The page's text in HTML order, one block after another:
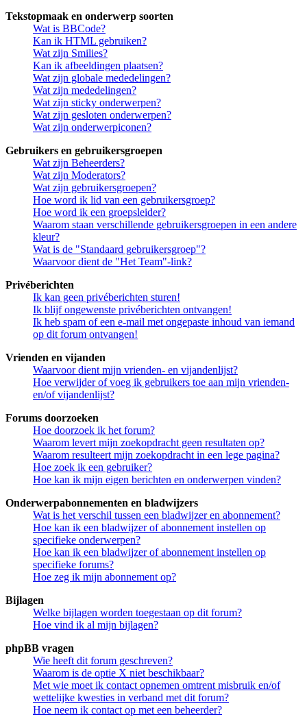
Tekstopmaak en onderwerp soorten
Wat is BBCode?
Kan ik HTML gebruiken?
Wat zijn Smilies?
Kan ik afbeeldingen plaatsen?
Wat zijn globale mededelingen?
Wat zijn mededelingen?
Wat zijn sticky onderwerpen?
Wat zijn gesloten onderwerpen?
Wat zijn onderwerpiconen?
Gebruikers en gebruikersgroepen
Wat zijn Beheerders?
Wat zijn Moderators?
Wat zijn gebruikersgroepen?
Hoe word ik lid van een gebruikersgroep?
Hoe word ik een groepsleider?
Waarom staan verschillende gebruikersgroepen in een andere
kleur?
Wat is de "Standaard gebruikersgroep"?
Waarvoor dient de "Het Team"-link?
Privéberichten
Ik kan geen privéberichten sturen!
Ik blijf ongewenste privéberichten ontvangen!
Ik heb spam of een e-mail met ongepaste inhoud van iemand
op dit forum ontvangen!
Vrienden en vijanden
Waarvoor dient mijn vrienden- en vijandenlijst?
Hoe verwijder of voeg ik gebruikers toe aan mijn vrienden-
en/of vijandenlijst?
Forums doorzoeken
Hoe doorzoek ik het forum?
Waarom levert mijn zoekopdracht geen resultaten op?
Waarom resulteert mijn zoekopdracht in een lege pagina?
Hoe zoek ik een gebruiker?
Hoe kan ik mijn eigen berichten en onderwerpen vinden?
Onderwerpabonnementen en bladwijzers
Wat is het verschil tussen een bladwijzer en abonnement?
Hoe kan ik een bladwijzer of abonnement instellen op
specifieke onderwerpen?
Hoe kan ik een bladwijzer of abonnement instellen op
specifieke forums?
Hoe zeg ik mijn abonnement op?
Bijlagen
Welke bijlagen worden toegestaan op dit forum?
Hoe vind ik al mijn bijlagen?
phpBB vragen
Wie heeft dit forum geschreven?
Waarom is de optie X niet beschikbaar?
Met wie moet ik contact opnemen omtrent misbruik en/of
wettelijke kwesties in verband met dit forum?
Hoe neem ik contact op met een beheerder?